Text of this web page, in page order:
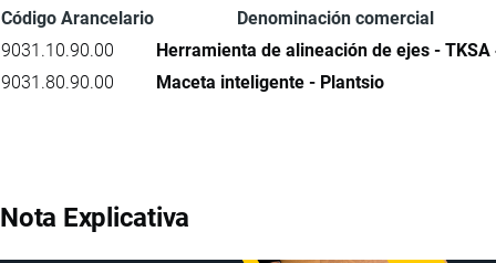
Código Arancelario
Denominación comercial
9031.10.90.00
Herramienta de alineación de ejes - TKSA
9031.80.90.00
Maceta inteligente - Plantsio
Nota Explicativa